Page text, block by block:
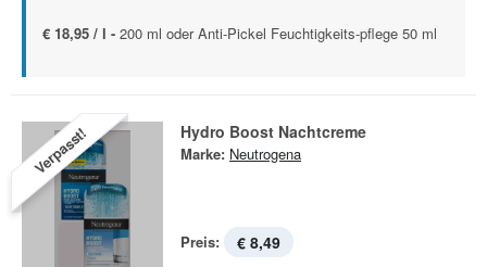
€ 18,95 / l - 200 ml oder Anti-Pickel Feuchtigkeits-pflege 50 ml
Verpasst! Hydro Boost Nachtcreme
Marke: Neutrogena
Preis: € 8,49